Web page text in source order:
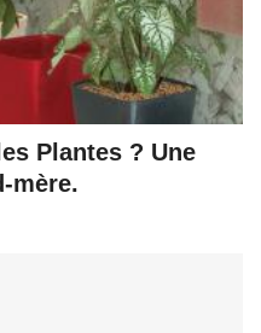
Plantes ? Une
mère.